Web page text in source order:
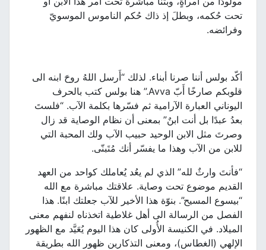
تحت حُكمه، وبطلَ إذ ذاك حُكم الناموس الموسويّ
وفرائضه.
أكّد بولس أننا صرنا أبناء. لذلك “أَرسل اللهُ روحَ ابنه الى
قلوبكم صارخًا أَبّ Avva.” هنا بولس كتب بالحرف
اليوناني العبارة الآرامية ثم فسّرها بكلمة الآب. “فلستَ
بعدُ عبدًا بل أنت ابنٌ” بمعنى أن نظام الوصاية قد زال
وصرتَ مثل الابن الوحيد حبيب الآب ولك المحبة التي
للابن من الآب وهذا ما يفسّر أنك مُتَبنّى.
“فأنتَ وارثٌ لله” الذي لم يعُد يُعاملك كواحد من العهد
القديم موضوع تحت وصاية. علاقتك مباشرة مع الله
“بيسوع المسيح”. بنوّة هذا الأخير للآب جعلتك ابنًا. هذا
الفصل من الرسالة الى أهل غلاطية اتخذناه لنفهم معنى
الميلاد. في الكنيسة الأُولى كان هذا اليوم يُعَيَّد مع الظهور
الإلهي (الغطاس)، ومعنى التذكارين ظهور الله بطريقة